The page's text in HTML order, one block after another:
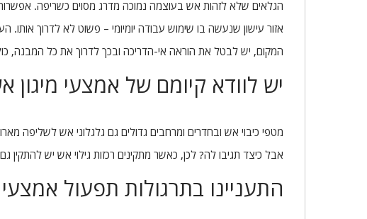
הגלאים שלא לזהות אש בעוצמה נמוכה מדרג מסוים כשריפה.
אזור עישון שנעשה בו שימוש עבודה יומיומי – פשוט לא לדרוך
המקום, יש לבטל את הוראה אי-הדריכה ובכך לדרוך את כל המבנה,
יש לוודא קיומם של אמצעי מיגון
מטפי כיבוי אש ובחדרים ומרחבים גדולים גם גלגלוני אש לשליפה
אבל כיצד תגיבו לה? לכן, כאשר מתקינים רכזות גילוי אש יש
התעניינו בתרגולות תפעול אמצעי